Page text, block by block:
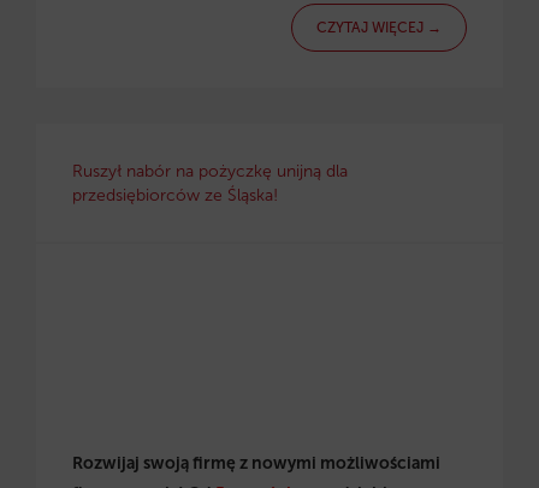
CZYTAJ WIĘCEJ →
Ruszył nabór na pożyczkę unijną dla
przedsiębiorców ze Śląska!
Rozwijaj swoją firmę z nowymi możliwościami